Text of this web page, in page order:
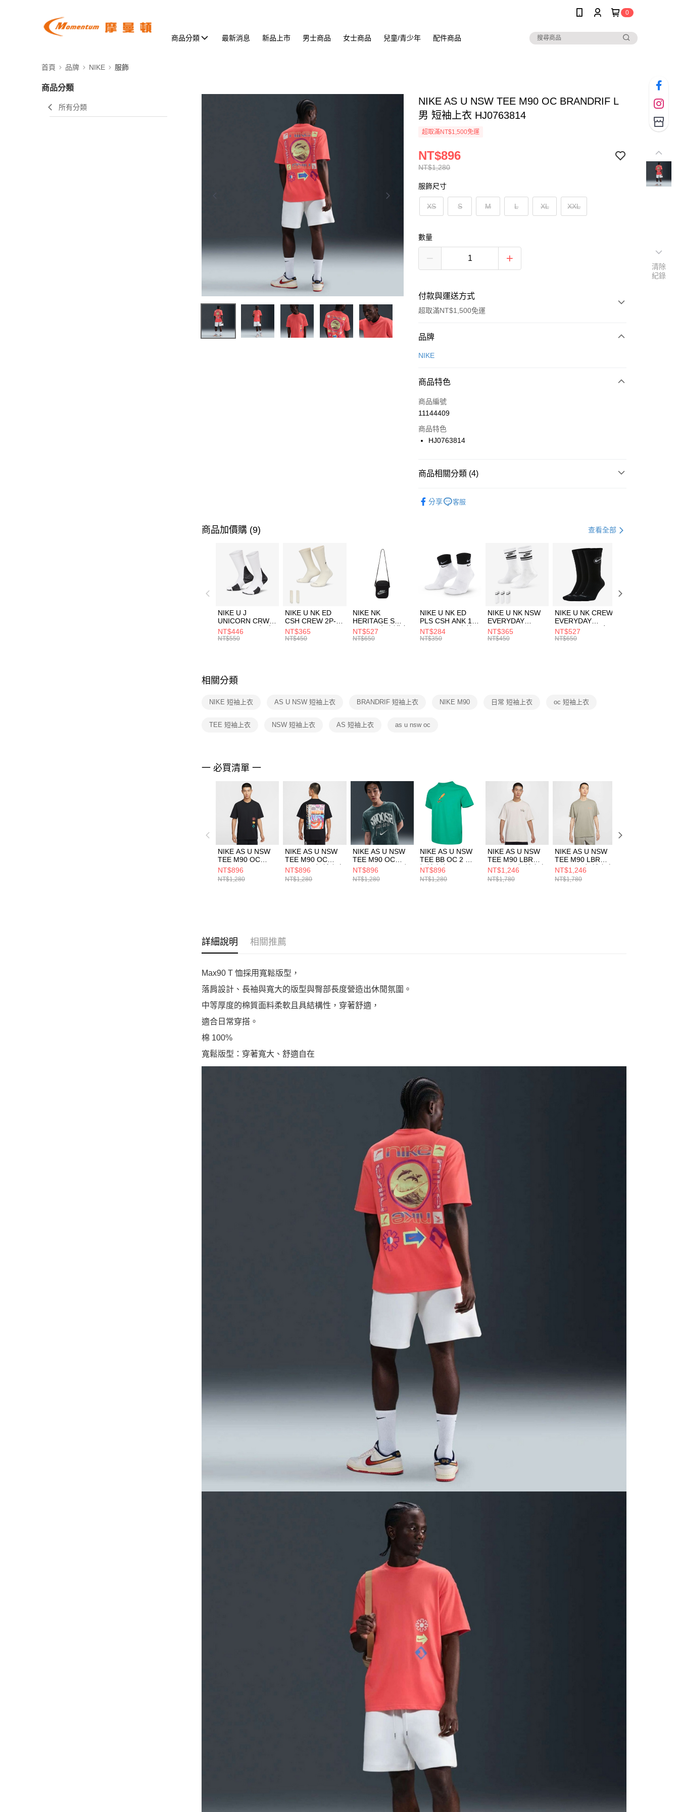
0
商品分類 最新消息 新品上市 男士商品 女士商品 兒童/青少年 配件商品
首頁 品牌 NIKE 服飾
商品分類
所有分類
NIKE AS U NSW TEE M90 OC BRANDRIF L
男 短袖上衣 HJ0763814
超取滿NT$1,500免運
NT$1,280
NT$896
服飾尺寸
XS S M L XL XXL
數量
付款與運送方式
超取滿NT$1,500免運
付款方式
信用卡一次付款
合作金庫商業銀行
華南商業銀行
上海商業儲蓄銀行
國泰世華商業銀行
聯邦商業銀行
台新國際商業銀行
LINE Pay
Apple Pay
【關於「AFTEE先享後付」】
３．安心：先確認商品／服務後，再付款。
【「AFTEE先享後付」結帳流程】
１．於結帳方式選擇「AFTEE先享後付」後，將跳轉至「AFTEE先享後
付」結帳頁面，進行簡訊認證並確認金額後，即可完成結帳。
２．訂單成立數日內，您將收到繳費通知簡訊。
３．收到繳費通知簡訊後14天內，點擊此簡訊中的連結，可透過四大超商
／ATM／網路銀行／等多元方式進行付款，方視為交易完成。
※ 請注意：結帳手續完成當下不需立刻繳費，但若您需要取消訂單，請聯
絡購買商品的店家。未經商家同意取消之訂單仍視為有效，需透過AFTEE
先享後付繳納相關費用。
交易，需依本服務之必要範圍內提供個人資料，並將交易相關給付款項請
２．關於個人資料處理事宜，請瀏覽以下網址：
結果請求用戶進行身份認證。
５．嚴禁一人註冊多個帳號或使用他人資訊註冊。若發現惡意使用之情
形，恩沛科技股份有限公司將有權停止該用戶之使用額度並採取法律行
動。
每筆NT$100，滿NT$1,500(含以上)免運費
每筆NT$100，滿NT$1,500(含以上)免運費
付款後門市自取
每筆NT$100，滿NT$1,500(含以上)免運費
品牌
NIKE
商品特色
商品編號
11144409
商品特色
HJ0763814
商品相關分類 (4)
分享 客服
商品加價購 (9) 查看全部
NIKE U J
UNICORN CRW
1PR -160 男女 中
統襪 FZ3393100
NT$446
NT$550
NIKE U NK ED
CSH CREW 2P-
144 EMBRDY 男
女 短統襪
NT$365
NT$450
NIKE NK
HERITAGE S
SMIT 男女 側背包
BA5871010
NT$527
NT$650
NIKE U NK ED
PLS CSH ANK 1P
144 DBL 男 中統
襪 DH4058104
NT$284
NT$350
NIKE U NK NSW
EVERYDAY
ESSENTIAL CR
男女 短統襪
NT$365
NT$450
NIKE U NK CREW
EVERYDAY
BBALL 3PR 男女
長統襪
NT$527
NT$650
相關分類
NIKE 短袖上衣 AS U NSW 短袖上衣 BRANDRIF 短袖上衣 NIKE M90 日常 短袖上衣 oc 短袖上衣
TEE 短袖上衣 NSW 短袖上衣 AS 短袖上衣 as u nsw oc
一 必買清單 一
NIKE AS U NSW
TEE M90 OC
BRANDRIF L 男
短袖上衣
HJ0763010
NT$896
NT$1,280
NIKE AS U NSW
TEE M90 OC
OPEN 男 短袖上衣
HQ9269010
NT$896
NT$1,280
NIKE AS U NSW
TEE M90 OC
PCKT VNTG 男 短
袖上衣
HQ9261390
NT$896
NT$1,280
NIKE AS U NSW
TEE BB OC 2 男
短袖上衣
IH5066324
NT$896
NT$1,280
NIKE AS U NSW
TEE M90 LBR
CRFT 男 短袖上衣
HJ0615901
NT$1,246
NT$1,780
NIKE AS U NSW
TEE M90 LBR
CRFT 男 短袖上衣
HJ0615320
NT$1,246
NT$1,780
詳細說明 相關推薦
Max90 T 恤採用寬鬆版型，
落肩設計、長袖與寬大的版型與臀部長度營造出休閒氛圍。
中等厚度的棉質面料柔軟且具結構性，穿著舒適，
適合日常穿搭。
棉 100%
寬鬆版型：穿著寬大、舒適自在
清除
紀錄